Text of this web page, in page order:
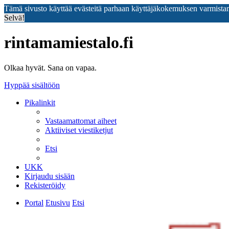
Tämä sivusto käyttää evästeitä parhaan käyttäjäkokemuksen
Selvä!
rintamamiestalo.fi
Olkaa hyvät. Sana on vapaa.
Hyppää sisältöön
Pikalinkit
Vastaamattomat aiheet
Aktiiviset viestiketjut
Etsi
UKK
Kirjaudu sisään
Rekisteröidy
Portal Etusivu Etsi